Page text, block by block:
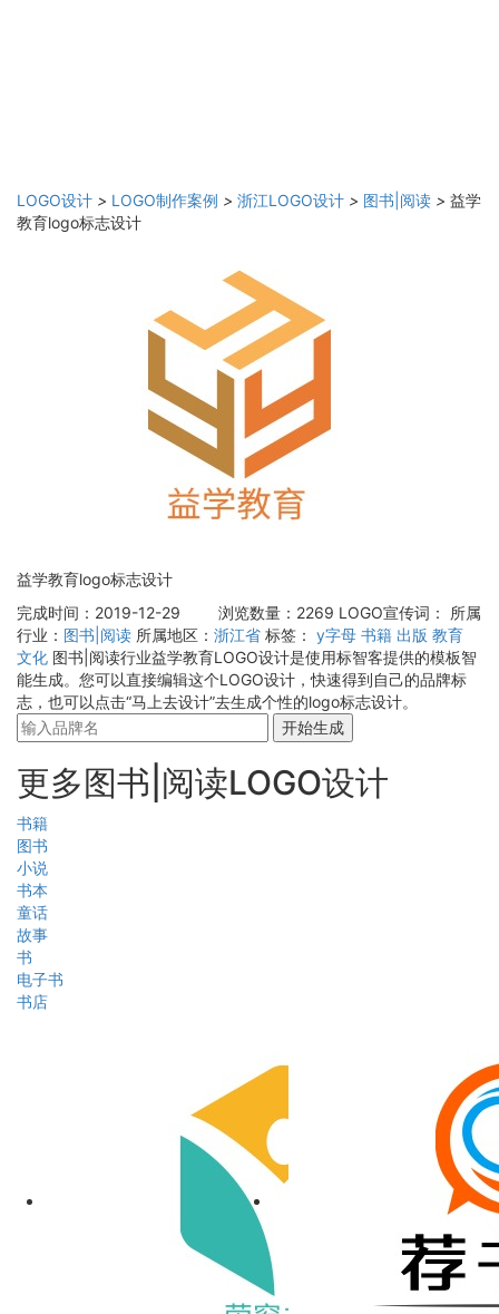
LOGO设计 > LOGO制作案例 > 浙江LOGO设计 > 图书|阅读 > 益学
教育logo标志设计
益学教育logo标志设计
完成时间：2019-12-29
浏览数量：2269 LOGO宣传词：
所属
行业： 图书|阅读 所属地区： 浙江省 标签： y字母 书籍 出版 教育
文化 图书|阅读行业益学教育LOGO设计是使用标智客提供的模板智
能生成。您可以直接编辑这个LOGO设计，快速得到自己的品牌标
志，也可以点击“马上去设计”去生成个性的logo标志设计。
开始生成
更多图书|阅读LOGO设计
书籍
图书
小说
书本
童话
故事
书
电子书
书店